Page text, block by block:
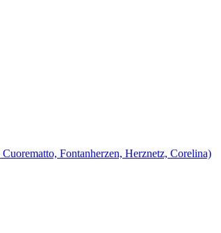
Fontanherzen, Herznetz, Corelina)